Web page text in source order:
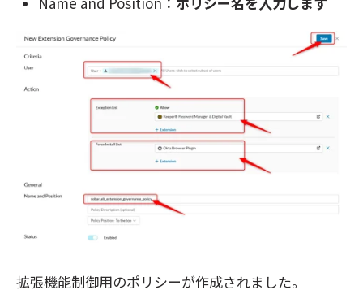
拡張機能制御用のポリシーが作成されました。